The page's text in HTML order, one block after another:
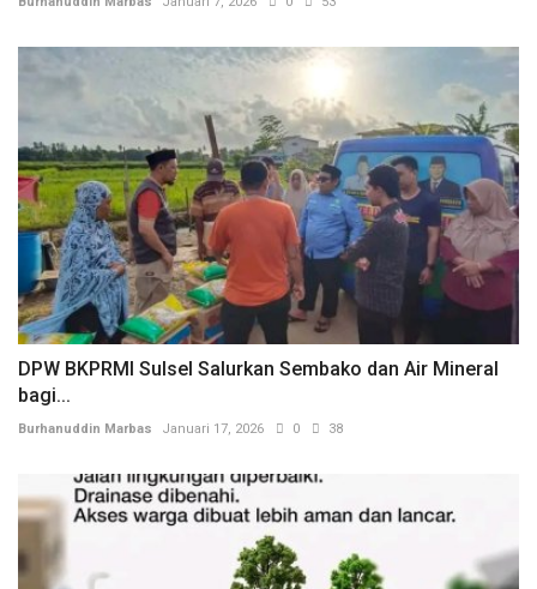
DPW BKPRMI Sulsel Salurkan Sembako dan Air Mineral
bagi...
Burhanuddin Marbas Januari 17, 2026 0 38